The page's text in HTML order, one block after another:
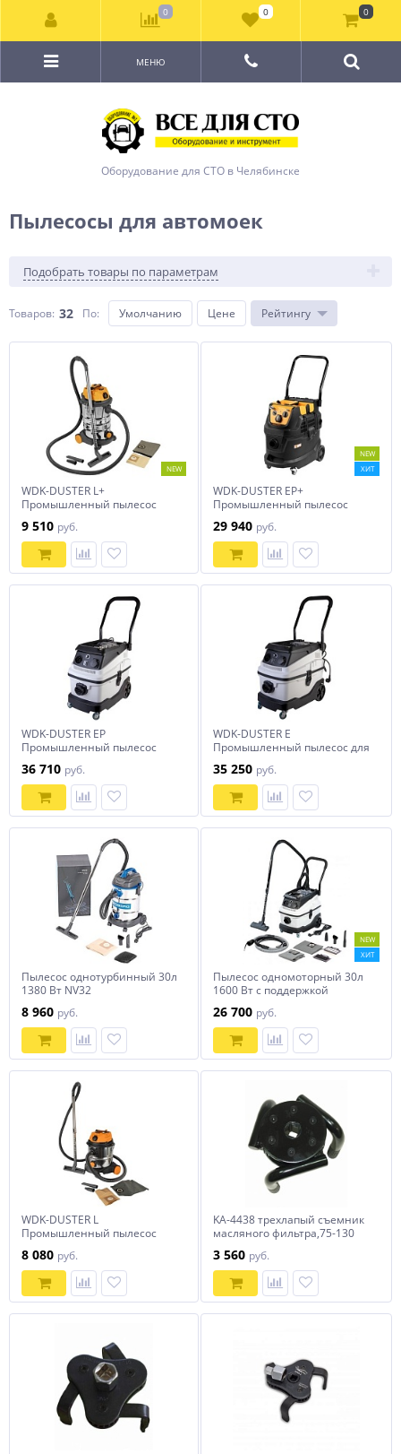
Оборудование для СТО в Челябинске
МЕНЮ
Пылесосы для автомоек
Подобрать товары по параметрам
Товаров: 32 По: Умолчанию Цене Рейтингу
NEW
WDK-DUSTER L+
Промышленный пылесос
подключением
электроинструмента
9 510 руб.
NEW
ХИТ
WDK-DUSTER EP+
Промышленный пылесос
подключением электро и
пневмоинструмента
29 940 руб.
WDK-DUSTER EP
Промышленный пылесос
пневматического
инструмента
36 710 руб.
WDK-DUSTER E
Промышленный пылесос для
35 250 руб.
Пылесос однотурбинный 30л
1380 Вт NV32
8 960 руб.
NEW
ХИТ
Пылесос одномоторный 30л
1600 Вт с поддержкой
NORDBERG NV34
26 700 руб.
WDK-DUSTER L
Промышленный пылесос
электроинструмента
8 080 руб.
KA-4438 трехлапый съемник
масляного фильтра,75-130
3 560 руб.
0 0 0